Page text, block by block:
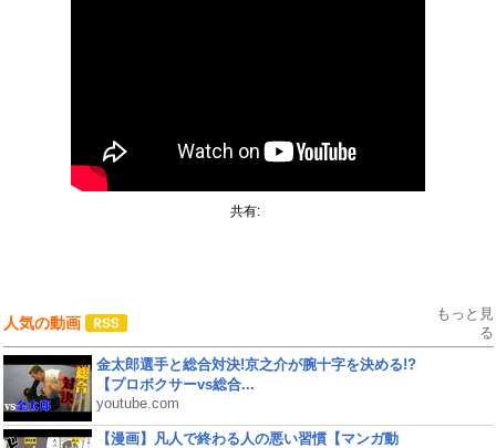
共有:
人気の動画
もっと見
る
金太郎選手と総合対決!京之介が腕十字を決める!?
【プロボクサーvs総合...
youtube.com
【漫画】凡人で終わる人の悪い習慣【マンガ動